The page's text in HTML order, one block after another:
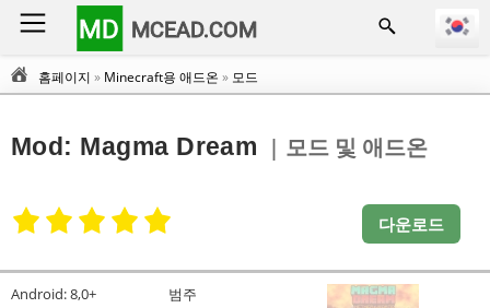
MD MCEAD.COM
홈페이지 » Minecraft용 애드온 » 모드
Mod: Magma Dream | 모드 및 애드온
다운로드
Android:8,0+ 범주